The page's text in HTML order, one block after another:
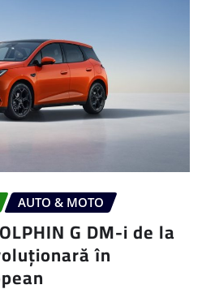
AUTO & MOTO
G DM-i de la
în